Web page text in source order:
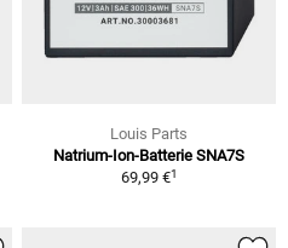
Louis Parts
Natrium-Ion-Batterie SNA7S
69,99 €1